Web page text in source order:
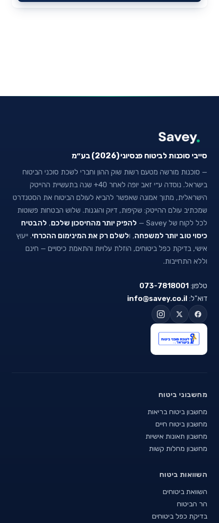
סייבי סוכנות לביטוח פנסיוני (2026) בע״מ
— סוכנות מורשה מטעם רשות שוק ההון וחברי לשכת סוכני הביטוח
בישראל. נוסדה ע״י זאב יופה לאחר 40+ שנה בתעשיית ההייטק
הישראלית, מתוך אמונה שאפשר להביא לעולם הביטוח את הסטנדרט
שמכתיב עולם ההייטק: שקיפות, דיוק והוגנות. שלוש הבטחות פשוטות
לכל לקוח של Savey —
להפיק יותר מהחיסכון שלכם, להבטיח
כיסוי טוב יותר למשפחה, ולשלם רק את המינימום ההכרחי. ייעוץ
אישי, בדיקת כפל ביטוחים, הוזלת עלויות והתאמת כיסויים — חינם
וללא התחייבות.
טלפון: 073-7818001
דוא"ל: info@savey.co.il
מחשבוני ביטוח
מחשבון ביטוח בריאות
מחשבון ביטוח חיים
מחשבון תאונות אישיות
מחשבון מחלות קשות
השוואות ביטוח
השוואת ביטוחים
הר הביטוח
בדיקת כפל ביטוחים